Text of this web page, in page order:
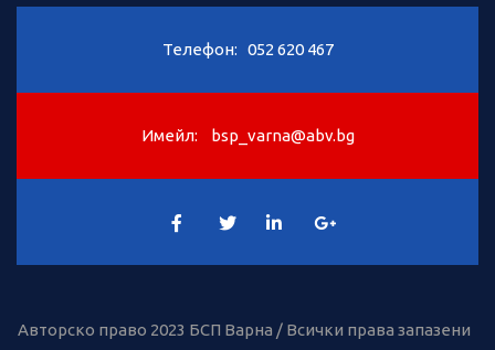
Телефон: 052 620 467
Имейл: bsp_varna@abv.bg
Авторско право 2023 БСП Варна / Всички права запазени